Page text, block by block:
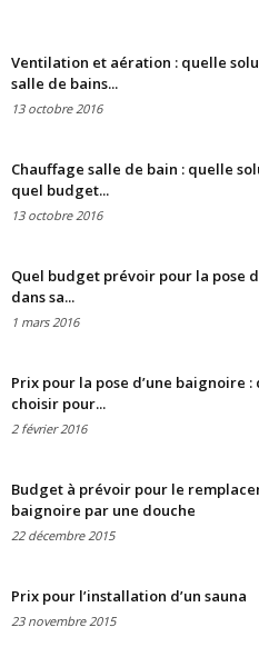
Ventilation et aération : quelle
salle de bains...
13 octobre 2016
Chauffage salle de bain : quelle
quel budget...
13 octobre 2016
Quel budget prévoir pour la pose
dans sa...
1 mars 2016
Prix pour la pose d’une baignoire
choisir pour...
2 février 2016
Budget à prévoir pour le
baignoire par une douche
22 décembre 2015
Prix pour l’installation d’un sauna
23 novembre 2015